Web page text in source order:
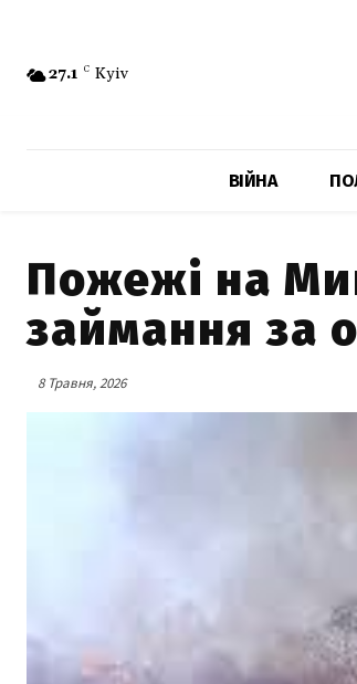
27.1 C Kyiv
ВІЙНА
Пожежі на
займання за
8 Травня, 2026